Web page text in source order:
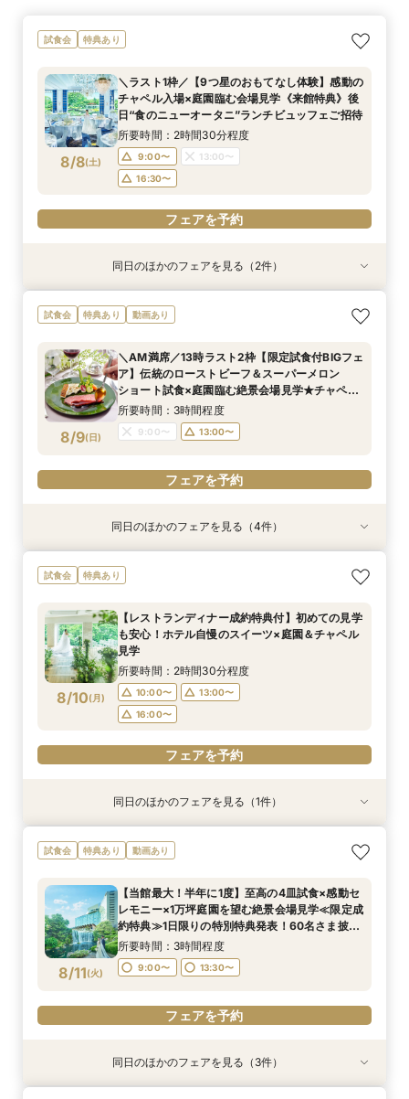
試食会 特典あり
8/8(土)
＼ラスト1枠／【9つ星のおもてなし体験】感動の
チャペル入場×庭園臨む会場見学《来館特典》後
日“食のニューオータニ”ランチビュッフェご招待
所要時間：2時間30分程度
9:00〜
13:00〜
16:30〜
フェアを予約
特典あり
8/8(土)
【1万坪の日本庭園】本格神殿・庭見え会場見学
×『絶景ビュッフェ』ご招待＆フェア成約特典付
9:00〜
13:00〜
16:30〜
フェアを予約
特典あり
8/8(土)
【2〜3件目見学におすすめ】見積り×おもてなし
徹底比較×絶景ランチビュッフェ券付！ホテル婚
本命会場を見極めたい方におすすめ
所要時間：2時間30分程度
9:00〜
13:00〜
16:30〜
同日のほかのフェアを見る（2件）
試食会 特典あり 動画あり
8/9(日)
＼AM満席／13時ラスト2枠【限定試食付BIGフェ
ア】伝統のローストビーフ＆スーパーメロン
ショート試食×庭園臨む絶景会場見学★チャペル
入場体験
所要時間：3時間程度
9:00〜 13:00〜
フェアを予約
特典あり
8/9(日)
【27年2月までの結婚式がお得】限定プラン大公
開×直近ウエディング相談＆美食体験《成約特
円ご優待！
所要時間：3時間程度
9:00〜
フェアを予約
特典あり
8/9(日)
《和婚検討の方必見》本格神殿＆1万坪の庭園臨
む絶景会場×伝統ローストビーフ＆メディアでも
所要時間：3時間程度
9:00〜
フェアを予約
特典あり
8/9(日)
【2〜3件目見学におすすめ】料理・見積り・お
もてなしを他会場と比較しながら確認できる相談
理しながら、本命会場を見極めたい方におすす
め！
所要時間：3時間程度
9:00〜
フェアを予約
特典あり
8/9(日)
【会場見学のラストにおすすめ！決め手が見つか
る】徹底比較相談×チャペル入場体験と庭見え絶
レゼント
所要時間：2時間程度
16:30〜
フェアを予約
同日のほかのフェアを見る（4件）
試食会 特典あり
8/10(月)
【レストランディナー成約特典付】初めての見学
も安心！ホテル自慢のスイーツ×庭園＆チャペル
見学
所要時間：2時間30分程度
10:00〜
13:00〜
16:00〜
フェアを予約
特典あり
8/10(月)
【和婚ご検討のおふたりへ】本格神殿＆1万坪の
日本庭園×話題のSATSUKIスイーツが愉しめる
所要時間：2時間程度
10:00〜
13:00〜
16:00〜
同日のほかのフェアを見る（1件）
試食会 特典あり 動画あり
8/11(火)
【当館最大！半年に1度】至高の4皿試食×感動セ
レモニー×1万坪庭園を望む絶景会場見学≪限定成
約特典≫1日限りの特別特典発表！60名さま披露
宴の場合、最大70万円お得！
所要時間：3時間程度
9:00〜 13:30〜
フェアを予約
特典あり
特典あり
特典あり同日のほかのフェアを見る（3件）